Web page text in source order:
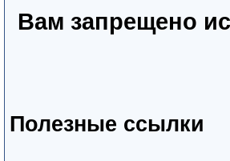
Вам запрещено
Полезные ссылки